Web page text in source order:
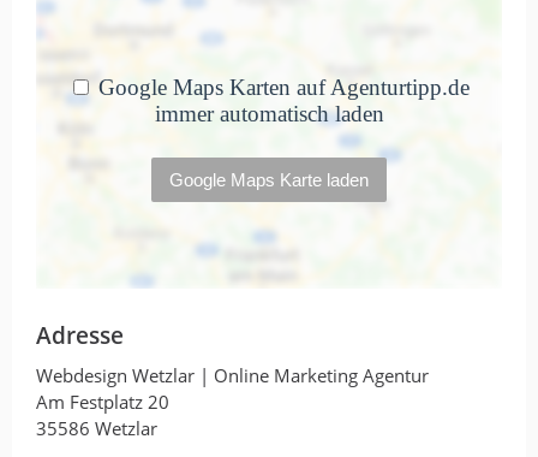
Adresse
Webdesign Wetzlar | Online Marketing Agentur
Am Festplatz 20
35586 Wetzlar